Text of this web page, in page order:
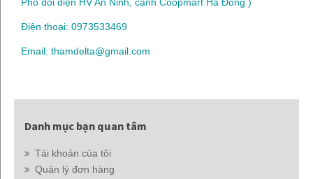
Điện thoại: 0973533469
Email: thamdelta@gmail.com
Danh mục bạn quan tâm
Tài khoản của tôi
Quản lý đơn hàng